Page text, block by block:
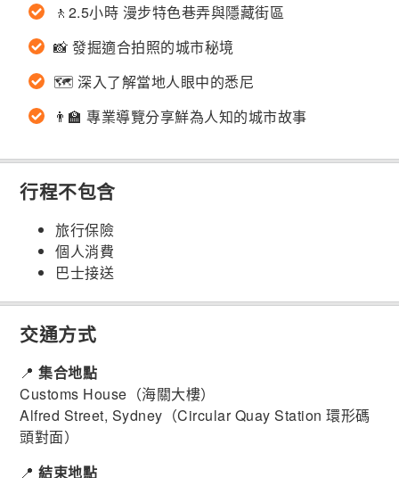
🚶2.5小時 漫步特色巷弄與隱藏街區
📸 發掘適合拍照的城市秘境
🗺 深入了解當地人眼中的悉尼
👨‍🏫 專業導覽分享鮮為人知的城市故事
行程不包含
旅行保險
個人消費
巴士接送
交通方式
📍集合地點
Customs House（海關大樓）
Alfred Street, Sydney（Circular Quay Station 環形碼
頭對面）
📍結束地點